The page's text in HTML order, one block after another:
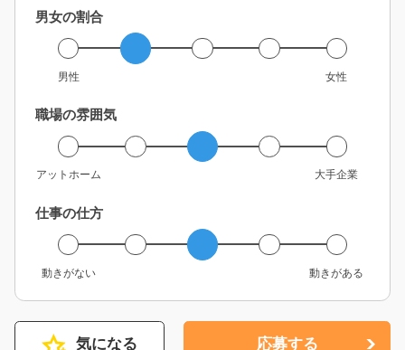
男女の割合
男性 女性
職場の雰囲気
アットホーム 大手企業
仕事の仕方
動きがない 動きがある
気になる 応募する